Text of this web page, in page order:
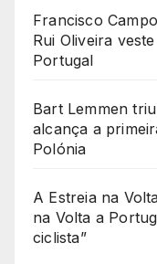
Francisco
Rui Oliveira
Portugal
Bart Lemmen
alcança a
Polónia
A Estreia na
na Volta a
ciclista”